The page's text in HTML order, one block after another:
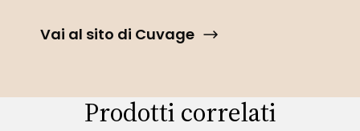
Vai al sito di Cuvage
Prodotti correlati